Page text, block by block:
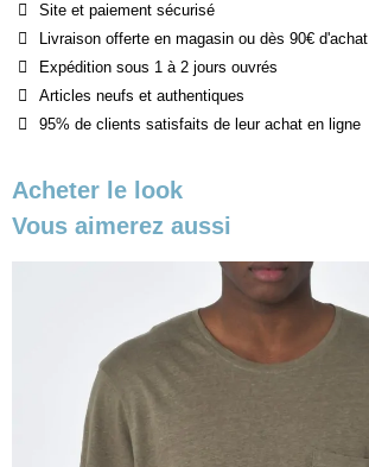
Site et paiement sécurisé
Livraison offerte en magasin ou dès 90€ d'achat
Expédition sous 1 à 2 jours ouvrés
Articles neufs et authentiques
95% de clients satisfaits de leur achat en ligne
Acheter le look
Vous aimerez aussi